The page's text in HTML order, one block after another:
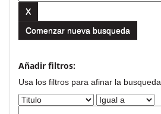
Comenzar nueva busqueda
Añadir filtros:
Usa los filtros para afinar la busqueda.